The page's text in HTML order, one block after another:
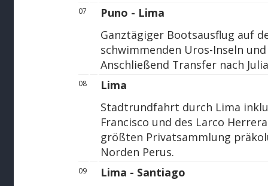
07
Puno - Lima
Ganztägiger Bootsausflug auf
schwimmenden Uros-Inseln
Anschließend Transfer nach
08
Lima
Stadtrundfahrt durch Lima
Francisco und des Larco
größten Privatsammlung
Norden Perus.
09
Lima - Santiago